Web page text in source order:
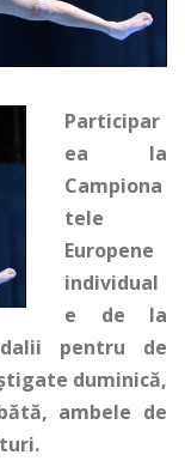
Participar
ea la
Campiona
tele
Europene
individual
e de la
pentru de
duminică,
ambele de